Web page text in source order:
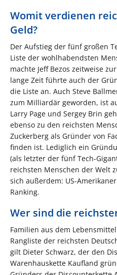
Womit verdienen
Geld?
Der Aufstieg der fünf großen
Liste der wohlhabendsten
machte Jeff Bezos zeitweise
lange Zeit führte auch der
die Liste an. Auch Steve
zum Milliardär geworden, ist
Larry Page und Sergey Brin
ebenso zu den reichsten
Zuckerberg als Gründer von
finden ist. Lediglich ein
(als letzter der fünf Tech-
reichsten Menschen der Welt
sich außerdem: US-
Ranking.
Wer sind die
Familien aus dem
Rangliste der reichsten
gilt Dieter Schwarz, der den
Warenhauskette Kaufland